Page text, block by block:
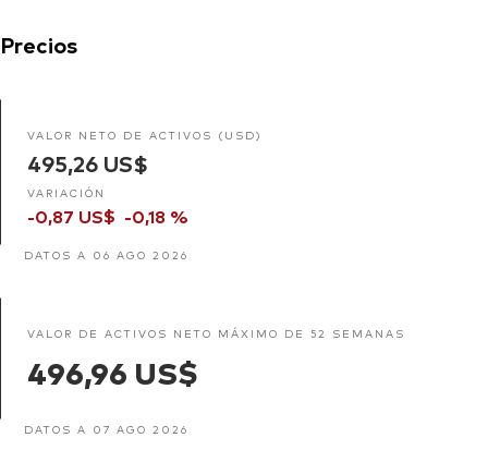
Precios
VALOR NETO DE ACTIVOS (USD)
495,26 US$
VARIACIÓN
-0,87 US$ -0,18 %
DATOS A 06 AGO 2026
VALOR DE ACTIVOS NETO MÁXIMO DE 52 SEMANAS
496,96 US$
DATOS A 07 AGO 2026